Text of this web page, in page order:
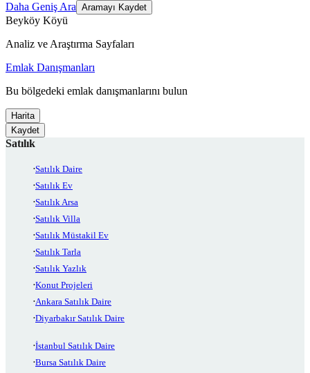
Daha Geniş Ara Aramayı Kaydet
Beyköy Köyü
Analiz ve Araştırma Sayfaları
Emlak Danışmanları
Bu bölgedeki emlak danışmanlarını bulun
Harita
Kaydet
Satılık
Satılık Daire
Satılık Ev
Satılık Arsa
Satılık Villa
Satılık Müstakil Ev
Satılık Tarla
Satılık Yazlık
Konut Projeleri
Ankara Satılık Daire
Diyarbakır Satılık Daire
İstanbul Satılık Daire
Bursa Satılık Daire